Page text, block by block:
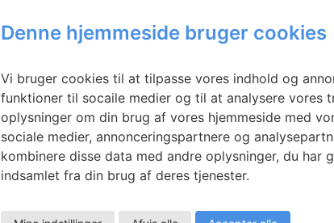
Denne hjemmeside bruger cookies
Vi bruger cookies til at tilpasse vores indhold og
funktioner til socaile medier og til at analysere vores
oplysninger om din brug af vores hjemmeside med
sociale medier, annonceringspartnere og
kombinere disse data med andre oplysninger, du har
indsamlet fra din brug af deres tjenester.